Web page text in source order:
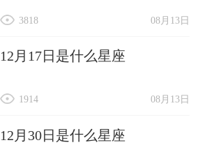
08月13日
3818
12月17日是什么星座
08月13日
1914
12月30日是什么星座